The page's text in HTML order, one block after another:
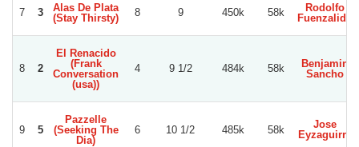
7 3
Alas De Plata
(Stay Thirsty)
8 9 450k 58k
Rodolfo
Fuenzalida
8 2
El Renacido
(Frank
Conversation
(usa))
4 9 1/2 484k 58k
Benjamin
Sancho
9 5
Pazzelle
(Seeking The
Dia)
6 10 1/2 485k 58k
Jose
Eyzaguirre